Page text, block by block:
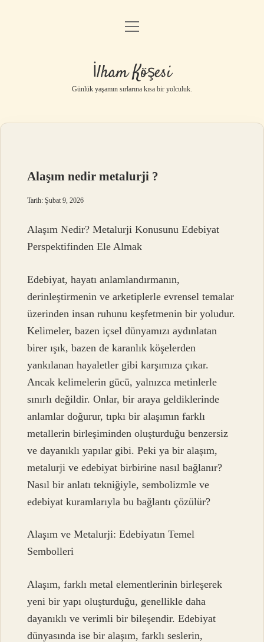
Anasayfa
Yasal Uyarı
menüyü
İlham Köşesi
Günlük yaşamın sırlarına kısa bir yolculuk.
Alaşım nedir metalurji ?
Tarih: Şubat 9, 2026
Alaşım Nedir? Metalurji Konusunu Edebiyat
Perspektifinden Ele Almak
Edebiyat, hayatı anlamlandırmanın,
derinleştirmenin ve arketiplerle evrensel temalar
üzerinden insan ruhunu keşfetmenin bir yoludur.
Kelimeler, bazen içsel dünyamızı aydınlatan
birer ışık, bazen de karanlık köşelerden
yankılanan hayaletler gibi karşımıza çıkar.
Ancak kelimelerin gücü, yalnızca metinlerle
sınırlı değildir. Onlar, bir araya geldiklerinde
anlamlar doğurur, tıpkı bir alaşımın farklı
metallerin birleşiminden oluşturduğu benzersiz
ve dayanıklı yapılar gibi. Peki ya bir alaşım,
metalurji ve edebiyat birbirine nasıl bağlanır?
Nasıl bir anlatı tekniğiyle, sembolizmle ve
edebiyat kuramlarıyla bu bağlantı çözülür?
Alaşım ve Metalurji: Edebiyatın Temel
Sembolleri
Alaşım, farklı metal elementlerinin birleşerek
yeni bir yapı oluşturduğu, genellikle daha
dayanıklı ve verimli bir bileşendir. Edebiyat
dünyasında ise bir alaşım, farklı seslerin,